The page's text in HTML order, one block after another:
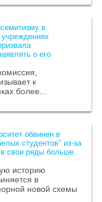
в
учреждениях
о его
к
более...
обвинен в
студентов" из-за
свои ряды больше
историю
в
новой схемы